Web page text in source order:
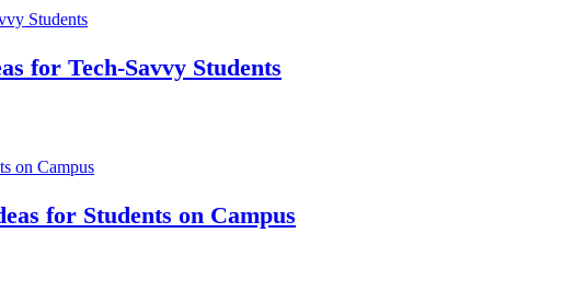
for Tech-Savvy Students
for Students on Campus